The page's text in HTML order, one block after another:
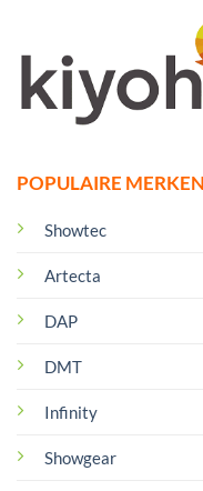
POPULAIRE MERKEN
Showtec
Artecta
DAP
DMT
Infinity
Showgear